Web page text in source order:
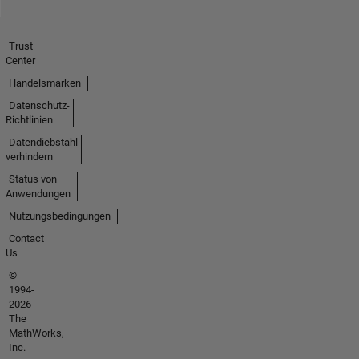
Trust
Center
Handelsmarken
Datenschutz-
Richtlinien
Datendiebstahl
verhindern
Status von
Anwendungen
Nutzungsbedingungen
Contact
Us
©
1994-
2026
The
MathWorks,
Inc.